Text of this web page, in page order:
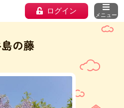
ログイン メニュー
の藤